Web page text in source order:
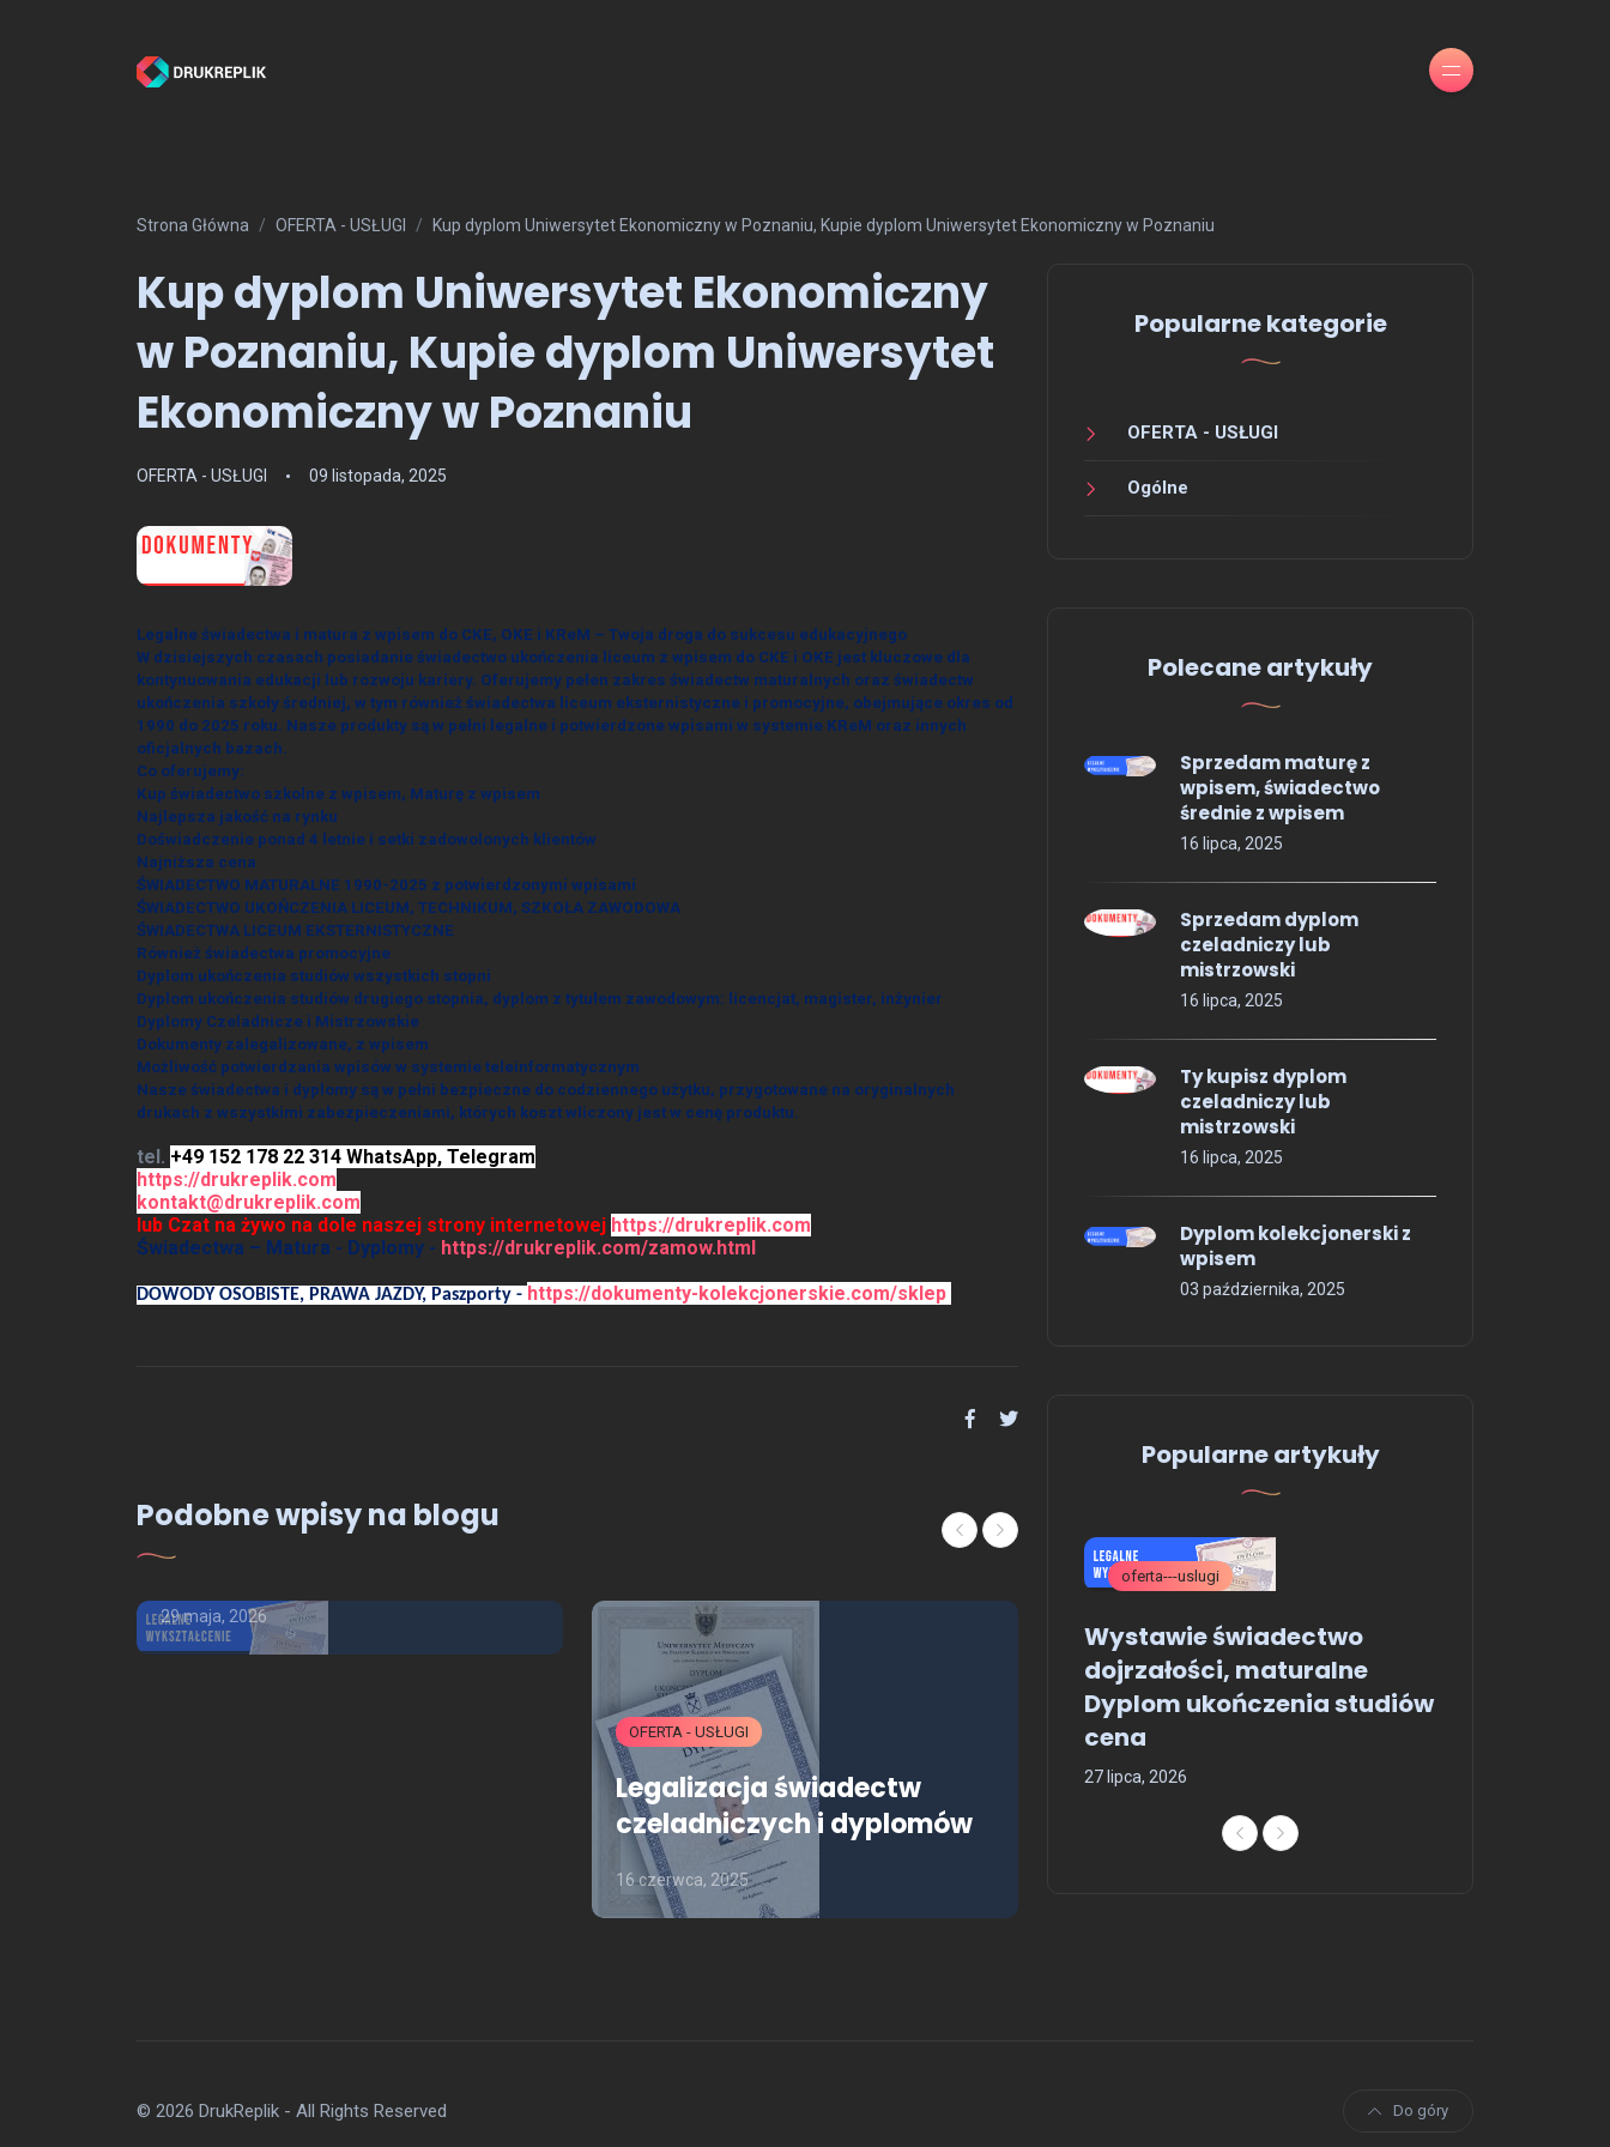
Strona Główna OFERTA - USŁUGI Kup dyplom Uniwersytet Ekonomiczny w Poznaniu, Kupie dyplom Uniwersytet Ekonomiczny w Poznaniu
Kup dyplom Uniwersytet Ekonomiczny
w Poznaniu, Kupie dyplom Uniwersytet
Ekonomiczny w Poznaniu
OFERTA - USŁUGI 09 listopada, 2025
Legalne świadectwa i matura z wpisem do CKE, OKE i KReM – Twoja droga do sukcesu edukacyjnego
W dzisiejszych czasach posiadanie świadectwo ukończenia liceum z wpisem do CKE i OKE jest kluczowe dla
kontynuowania edukacji lub rozwoju kariery. Oferujemy pełen zakres świadectw maturalnych oraz świadectw
ukończenia szkoły średniej, w tym również świadectwa liceum eksternistyczne i promocyjne, obejmujące okres od
1990 do 2025 roku. Nasze produkty są w pełni legalne i potwierdzone wpisami w systemie KReM oraz innych
oficjalnych bazach.
Co oferujemy:
Kup świadectwo szkolne z wpisem, Maturę z wpisem
Najlepsza jakość na rynku
Doświadczenie ponad 4 letnie i setki zadowolonych klientów
Najniższa cena
ŚWIADECTWO MATURALNE 1990-2025 z potwierdzonymi wpisami
ŚWIADECTWO UKOŃCZENIA LICEUM, TECHNIKUM, SZKOŁA ZAWODOWA
ŚWIADECTWA LICEUM EKSTERNISTYCZNE
Również świadectwa promocyjne
Dyplom ukończenia studiów wszystkich stopni
Dyplom ukończenia studiów drugiego stopnia, dyplom z tytułem zawodowym: licencjat, magister, inżynier
Dyplomy Czeladnicze i Mistrzowskie
Dokumenty zalegalizowane, z wpisem
Możliwość potwierdzania wpisów w systemie teleinformatycznym
Nasze świadectwa i dyplomy są w pełni bezpieczne do codziennego użytku, przygotowane na oryginalnych
drukach z wszystkimi zabezpieczeniami, których koszt wliczony jest w cenę produktu.
tel. +49 152 178 22 314 WhatsApp, Telegram
https://drukreplik.com
kontakt@drukreplik.com
lub Czat na żywo na dole naszej strony internetowej https://drukreplik.com
Świadectwa – Matura - Dyplomy - https://drukreplik.com/zamow.html
DOWODY OSOBISTE, PRAWA JAZDY, Paszporty - https://dokumenty-kolekcjonerskie.com/sklep
Podobne wpisy na blogu
Dyplom licencjat, gdzie
kupić
29 maja, 2026
OFERTA - USŁUGI
Legalizacja świadectw
czeladniczych i dyplomów
16 czerwca, 2025
Dyplom ukończenia
studiów licencjackich Kupię
opinie
Popularne kategorie
OFERTA - USŁUGI
Ogólne
Polecane artykuły
Sprzedam maturę z
wpisem, świadectwo
średnie z wpisem
16 lipca, 2025
Sprzedam dyplom
czeladniczy lub
mistrzowski
16 lipca, 2025
Ty kupisz dyplom
czeladniczy lub
mistrzowski
16 lipca, 2025
Dyplom kolekcjonerski z
wpisem
03 października, 2025
Popularne artykuły
Ile kosztuje matura na lewo
21 sierpnia, 2025
oferta---uslugi
Wystawie świadectwo
dojrzałości, maturalne
Dyplom ukończenia studiów
cena
27 lipca, 2026
© 2026 DrukReplik - All Rights Reserved Do góry